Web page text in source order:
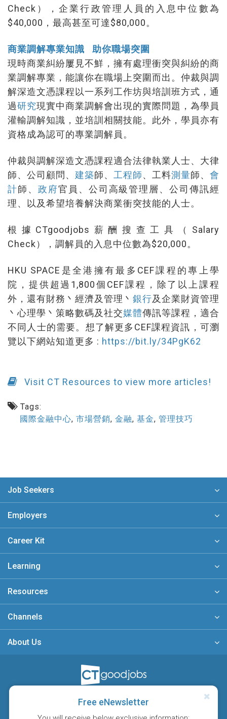
Check），企業行政管理人員的入息中位數為
$40,000，最高甚至可達$80,000。
商業調解專業知識 助你職場突圍
現時商業糾紛屢見不鮮，擁有處理衝突與糾紛的商
業調解專業，能讓你在職場上突圍而出。仲裁與調
解深造文憑課程以一系列工作坊與培訓班方式，通
過研究現實中商業調解會出現的實際問題，為學員
灌輸調解知識，並培訓相關技能。此外，學員亦有
資格成為認可的專業調解員。
仲裁與調解深造文憑課程適合法律執業人士、大律
師、公司顧問、 建築師、 工程師、工料測量師、 會
計師、 政府官員、公司高級管理層、公司傳訊經
理、以及希望培養解決商業衝突技能的人士。
根據CTgoodjobs薪酬搜查工具（Salary
Check），調解員的入息中位數為$20,000。
HKU SPACE是全港擁有最多CEF課程的專上學
院，提供超過1,800個CEF課程，除了以上課程
外，還有財務丶經濟及管理丶 銀行及企業財資管理
丶心理學丶策略數碼及社交媒體傳訊等課程，適合
不同人士的需要。想了解更多CEF課程資訊，可瀏
覽以下網站知道更多 : https://bit.ly/34PgK62
Visit CT Resources to view more articles!
Tags:
國際金融中心, 市場營銷, 金融, 基金, 管理技巧
Free eNewsletter
Job Seekers
Employers
Career Kit
Learning
Resources
Channels
About Us
A member of